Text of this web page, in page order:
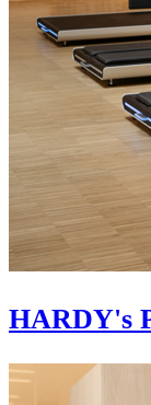
HARDY's